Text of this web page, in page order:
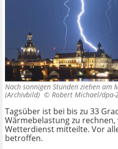
Nach sonnigen Stunden ziehen am
(Archivbild) © Robert Michael/
Tagsüber ist bei bis zu 33
Wärmebelastung zu
Wetterdienst mitteilte. Vor
betroffen.